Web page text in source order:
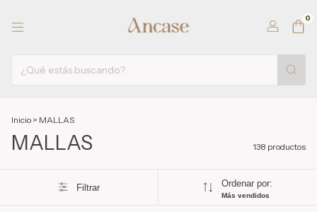
0
Inicio > MALLAS
MALLAS 138 productos
Filtrar Ordenar por:
Más vendidos